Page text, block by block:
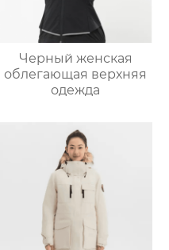
Черный женская
облегающая верхняя
одежда